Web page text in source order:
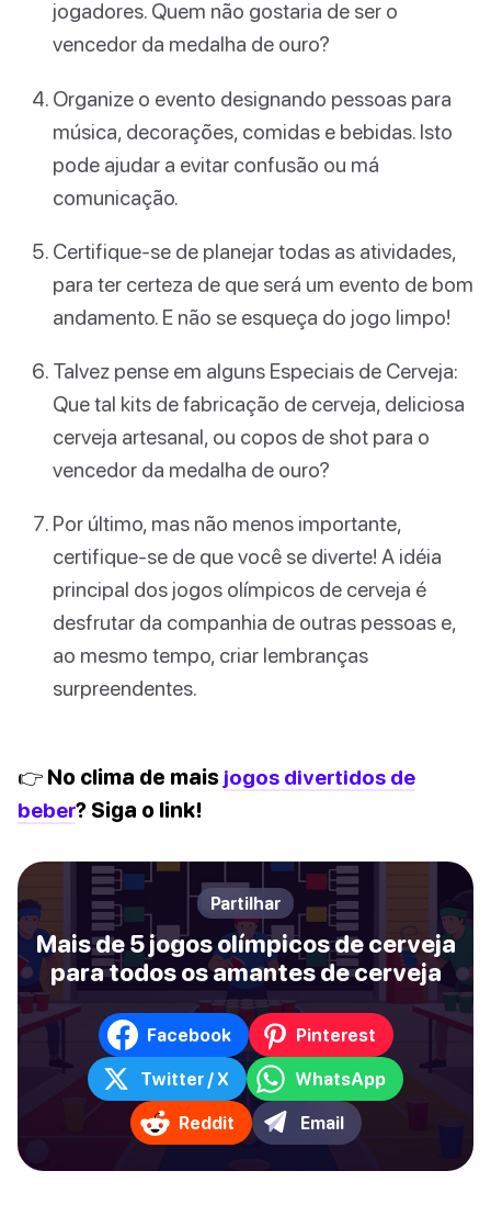
jogadores. Quem não gostaria de ser o
vencedor da medalha de ouro?
Organize o evento designando pessoas para
música, decorações, comidas e bebidas. Isto
pode ajudar a evitar confusão ou má
comunicação.
Certifique-se de planejar todas as atividades,
para ter certeza de que será um evento de bom
andamento. E não se esqueça do jogo limpo!
Talvez pense em alguns Especiais de Cerveja:
Que tal kits de fabricação de cerveja, deliciosa
cerveja artesanal, ou copos de shot para o
vencedor da medalha de ouro?
Por último, mas não menos importante,
certifique-se de que você se diverte! A idéia
principal dos jogos olímpicos de cerveja é
desfrutar da companhia de outras pessoas e,
ao mesmo tempo, criar lembranças
surpreendentes.
👉 No clima de mais jogos divertidos de
beber? Siga o link!
Partilhar
Mais de 5 jogos olímpicos de cerveja
para todos os amantes de cerveja
Facebook Pinterest
Twitter / X WhatsApp
Reddit Email